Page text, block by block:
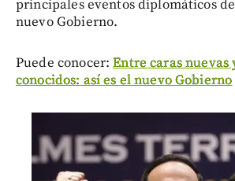
principales eventos diplomáticos
nuevo Gobierno.
Puede conocer:Entre caras nuevas
conocidos: así es el nuevo Gobierno